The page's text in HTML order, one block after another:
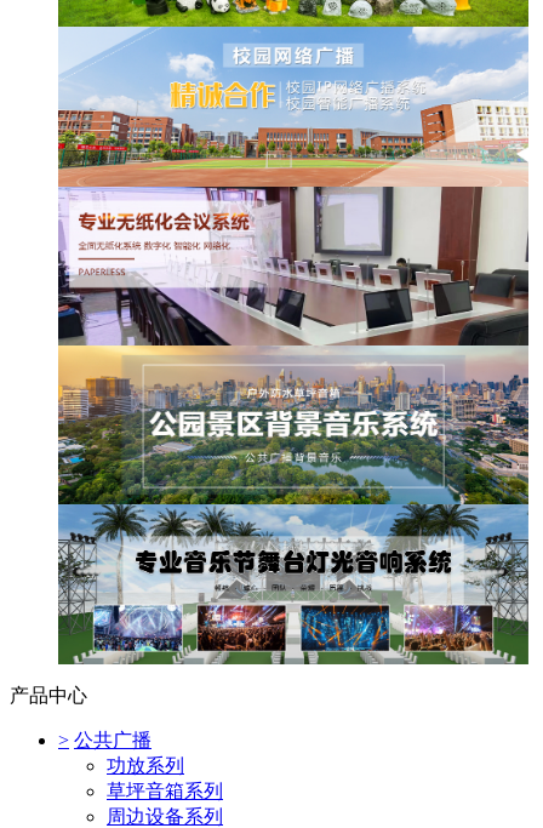
产品中心
> 公共广播
功放系列
草坪音箱系列
周边设备系列